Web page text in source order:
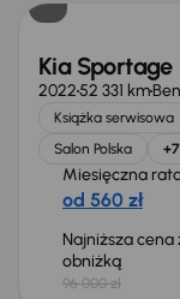
Kia Sportage
202252 331 km
Książka serwisowa
Salon Polska
Miesięczna
od 560 zł
Najniższa cena
obniżką
96 000 zł
Taniej o 1 000 zł